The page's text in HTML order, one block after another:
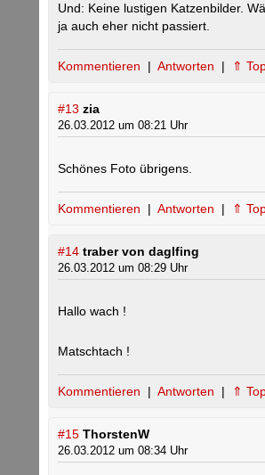
Und: Keine lustigen Katzenbilder.
ja auch eher nicht passiert.
Kommentieren | Antworten | ⇑
#13 zia
26.03.2012 um 08:21 Uhr
Schönes Foto übrigens.
Kommentieren | Antworten | ⇑
#14 traber von daglfing
26.03.2012 um 08:29 Uhr
Hallo wach !
Matschtach !
Kommentieren | Antworten | ⇑
#15 ThorstenW
26.03.2012 um 08:34 Uhr